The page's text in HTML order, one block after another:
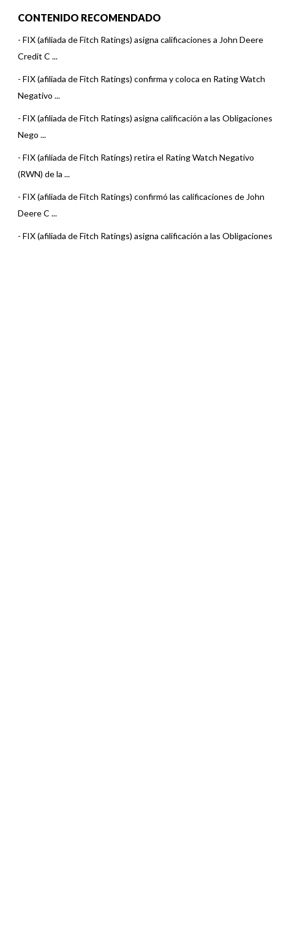
CONTENIDO RECOMENDADO
- FIX (afiliada de Fitch Ratings) asigna calificaciones a John Deere
Credit C ...
- FIX (afiliada de Fitch Ratings) confirma y coloca en Rating Watch
Negativo ...
- FIX (afiliada de Fitch Ratings) asigna calificación a las Obligaciones
Nego ...
- FIX (afiliada de Fitch Ratings) retira el Rating Watch Negativo
(RWN) de la ...
- FIX (afiliada de Fitch Ratings) confirmó las calificaciones de John
Deere C ...
- FIX (afiliada de Fitch Ratings) asigna calificación a las Obligaciones